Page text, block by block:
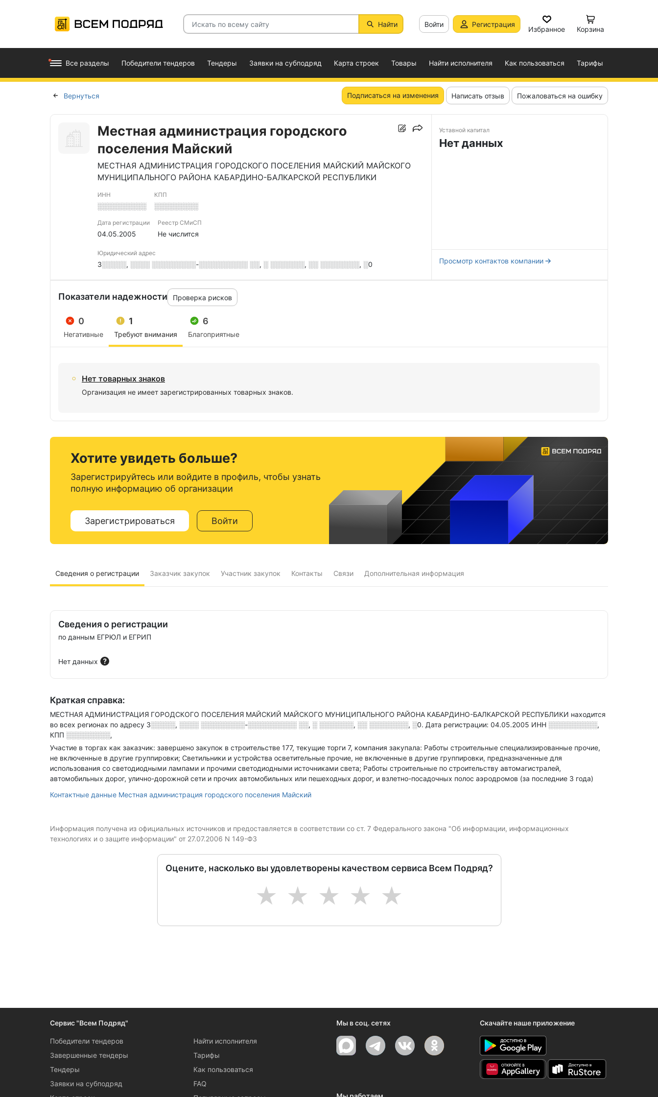
Найти Войти Регистрация
Избранное Корзина
Все разделы Победители тендеров Тендеры Заявки на субподряд Карта строек Товары Найти исполнителя Как пользоваться Тарифы
Вернуться Подписаться на изменения Написать отзыв Пожаловаться на ошибку
Местная администрация городского
поселения Майский
МЕСТНАЯ АДМИНИСТРАЦИЯ ГОРОДСКОГО ПОСЕЛЕНИЯ МАЙСКИЙ МАЙСКОГО
МУНИЦИПАЛЬНОГО РАЙОНА КАБАРДИНО-БАЛКАРСКОЙ РЕСПУБЛИКИ
ИНН
░░░░░░░░░░
КПП
░░░░░░░░░
Дата регистрации
04.05.2005
Реестр СМиСП
Не числится
Юридический адрес
3░░░░░, ░░░░ ░░░░░░░░░-░░░░░░░░░░ ░░, ░ ░░░░░░░, ░░ ░░░░░░░░, ░0
Уставной капитал
Нет данных
Просмотр контактов компании
Показатели надежности Проверка рисков
0
Негативные
1
Требуют внимания
6
Благоприятные
Нет товарных знаков
Организация не имеет зарегистрированных товарных знаков.
Хотите увидеть больше?
Зарегистрируйтесь или войдите в профиль, чтобы узнать
полную информацию об организации
Зарегистрироваться Войти
Сведения о регистрации Заказчик закупок Участник закупок Контакты Связи Дополнительная информация
Сведения о регистрации
по данным ЕГРЮЛ и ЕГРИП
Нет данных
Краткая справка:
МЕСТНАЯ АДМИНИСТРАЦИЯ ГОРОДСКОГО ПОСЕЛЕНИЯ МАЙСКИЙ МАЙСКОГО МУНИЦИПАЛЬНОГО РАЙОНА КАБАРДИНО-БАЛКАРСКОЙ РЕСПУБЛИКИ находится
во всех регионах по адресу 3░░░░░, ░░░░ ░░░░░░░░░-░░░░░░░░░░ ░░, ░ ░░░░░░░, ░░ ░░░░░░░░, ░0. Дата регистрации: 04.05.2005 ИНН ░░░░░░░░░░,
КПП ░░░░░░░░░,
Участие в торгах как заказчик: завершено закупок в строительстве 177, текущие торги 7, компания закупала: Работы строительные специализированные прочие,
не включенные в другие группировки; Светильники и устройства осветительные прочие, не включенные в другие группировки, предназначенные для
использования со светодиодными лампами и прочими светодиодными источниками света; Работы строительные по строительству автомагистралей,
автомобильных дорог, улично-дорожной сети и прочих автомобильных или пешеходных дорог, и взлетно-посадочных полос аэродромов (за последние 3 года)
Контактные данные Местная администрация городского поселения Майский
Информация получена из официальных источников и предоставляется в соответствии со ст. 7 Федерального закона "Об информации, информационных
технологиях и о защите информации" от 27.07.2006 N 149-ФЗ
Оцените, насколько вы удовлетворены качеством сервиса Всем Подряд?
5
4
3
2
1
Сервис "Всем Подряд"
Победители тендеров
Завершенные тендеры
Тендеры
Заявки на субподряд
Найти исполнителя
Тарифы
Как пользоваться
FAQ
Мы в соц. сетях Скачайте наше приложение